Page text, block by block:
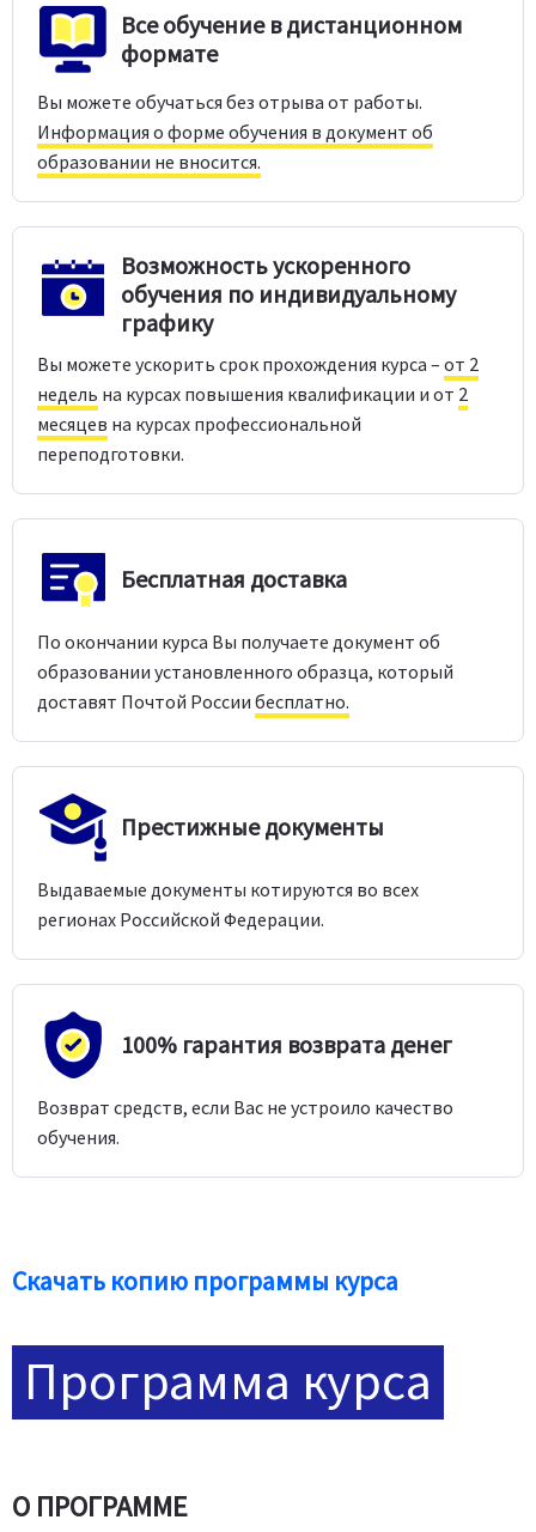
Все обучение в дистанционном
формате
Вы можете обучаться без отрыва от работы.
Информация о форме обучения в документ об
образовании не вносится.
Возможность ускоренного
обучения по индивидуальному
графику
Вы можете ускорить срок прохождения курса – от 2
недель на курсах повышения квалификации и от 2
месяцев на курсах профессиональной
переподготовки.
Бесплатная доставка
По окончании курса Вы получаете документ об
образовании установленного образца, который
доставят Почтой России бесплатно.
Престижные документы
Выдаваемые документы котируются во всех
регионах Российской Федерации.
100% гарантия возврата денег
Возврат средств, если Вас не устроило качество
обучения.
Скачать копию программы курса
Программа курса
О ПРОГРАММЕ